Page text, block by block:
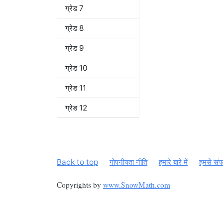
ग्रेड 7
ग्रेड 8
ग्रेड 9
ग्रेड 10
ग्रेड 11
ग्रेड 12
Back to top गोपनीयता नीति हमारे बारे में हमसे
Copyrights by www.SnowMath.com